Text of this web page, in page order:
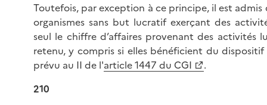
Toutefois, par exception à ce principe, il est admis
organismes sans but lucratif exerçant des
seul le chiffre d’affaires provenant des activités
retenu, y compris si elles bénéficient du
prévu au II de l'article 1447 du CGI
.
210